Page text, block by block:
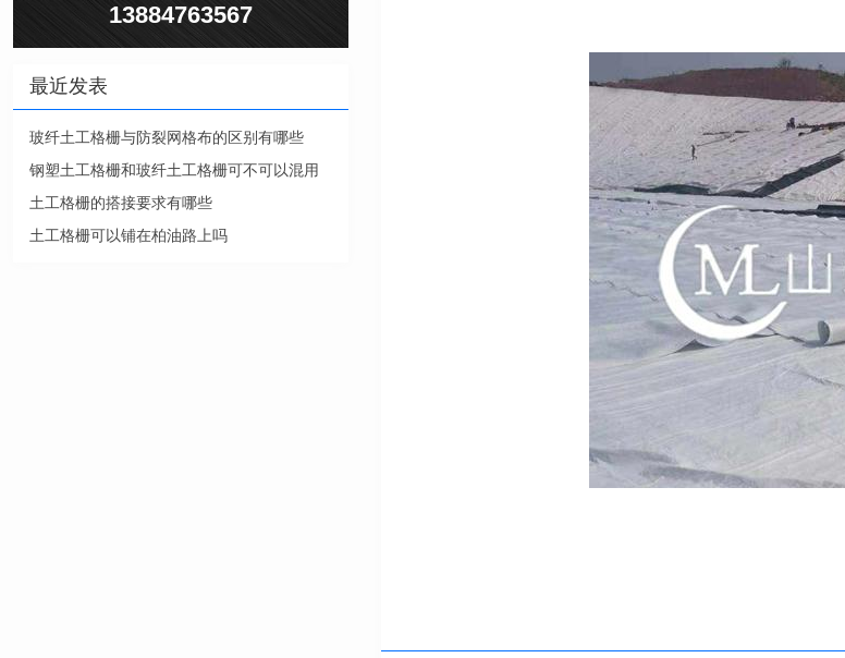
13884763567
最近发表
玻纤土工格栅与防裂网格布的区别有哪些
钢塑土工格栅和玻纤土工格栅可不可以混用
土工格栅的搭接要求有哪些
土工格栅可以铺在柏油路上吗